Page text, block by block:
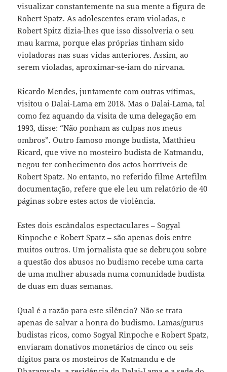
visualizar constantemente na sua mente a figura de
Robert Spatz. As adolescentes eram violadas, e
Robert Spitz dizia-lhes que isso dissolveria o seu
mau karma, porque elas próprias tinham sido
violadoras nas suas vidas anteriores. Assim, ao
serem violadas, aproximar-se-iam do nirvana.
Ricardo Mendes, juntamente com outras vítimas,
visitou o Dalai-Lama em 2018. Mas o Dalai-Lama, tal
como fez aquando da visita de uma delegação em
1993, disse: “Não ponham as culpas nos meus
ombros”. Outro famoso monge budista, Matthieu
Ricard, que vive no mosteiro budista de Katmandu,
negou ter conhecimento dos actos horríveis de
Robert Spatz. No entanto, no referido filme Artefilm
documentação, refere que ele leu um relatório de 40
páginas sobre estes actos de violência.
Estes dois escândalos espectaculares – Sogyal
Rinpoche e Robert Spatz – são apenas dois entre
muitos outros. Um jornalista que se debruçou sobre
a questão dos abusos no budismo recebe uma carta
de uma mulher abusada numa comunidade budista
de duas em duas semanas.
Qual é a razão para este silêncio? Não se trata
apenas de salvar a honra do budismo. Lamas/gurus
budistas ricos, como Sogyal Rinpoche e Robert Spatz,
enviaram donativos monetários de cinco ou seis
dígitos para os mosteiros de Katmandu e de